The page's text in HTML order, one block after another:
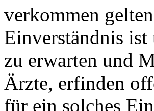
verkommen
Einverständnis ist
zu erwarten und
Ärzte, erfinden
für ein solches